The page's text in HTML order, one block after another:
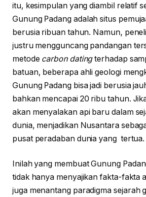
itu, kesimpulan yang diambil relatif
Gunung Padang adalah situs
berusia ribuan tahun. Namun,
justru mengguncang pandangan
metode carbon datingterhadap
batuan, beberapa ahli geologi
Gunung Padang bisa jadi berusia
bahkan mencapai 20 ribu tahun.
akan menyalakan api baru dalam
dunia, menjadikan Nusantara
pusat peradaban dunia yang tertua.
Inilah yang membuat Gunung
tidak hanya menyajikan fakta-fakta
juga menantang paradigma sejarah